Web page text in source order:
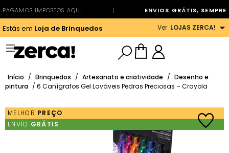
PAGAMOS IMPOSTOS AQUI | ENVIOS GRÁTIS, SEMPRE
Estás em Loja de Brinquedos Ver LOJAS ZERCA!
Início / Brinquedos / Artesanato e criatividade / Desenho e
pintura / 6 Canígrafos Gel Laváveis Pedras Preciosas – Crayola
MELHOR PREÇO
ENVÍO GRÁTIS